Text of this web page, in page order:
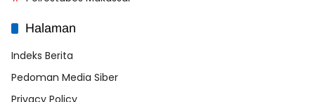
Halaman
Indeks Berita
Pedoman Media Siber
Privacy Policy